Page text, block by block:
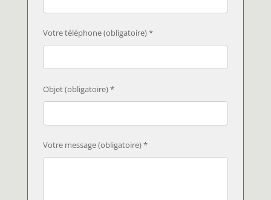
Votre téléphone (obligatoire) *
Objet (obligatoire) *
Votre message (obligatoire) *